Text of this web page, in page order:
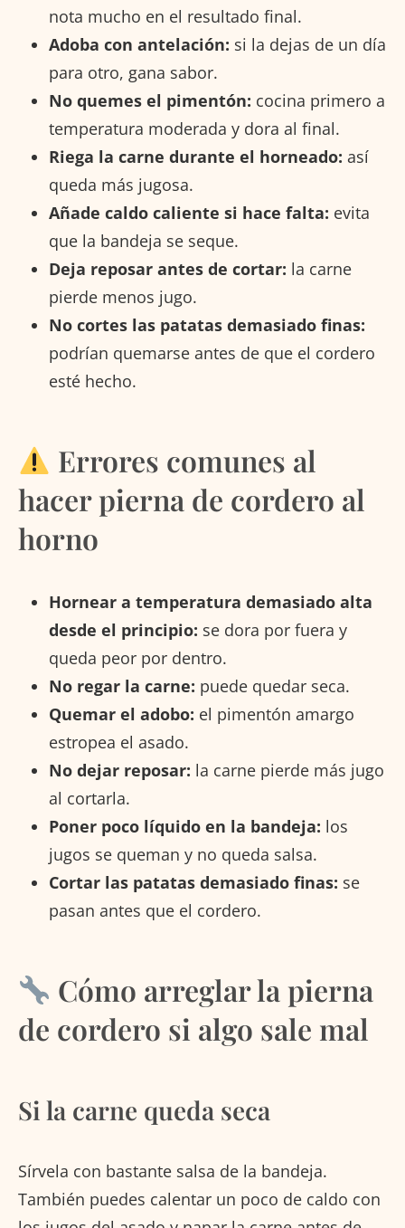
nota mucho en el resultado final.
Adoba con antelación: si la dejas de un día
para otro, gana sabor.
No quemes el pimentón: cocina primero a
temperatura moderada y dora al final.
Riega la carne durante el horneado: así
queda más jugosa.
Añade caldo caliente si hace falta: evita
que la bandeja se seque.
Deja reposar antes de cortar: la carne
pierde menos jugo.
No cortes las patatas demasiado finas:
podrían quemarse antes de que el cordero
esté hecho.
Errores comunes al
hacer pierna de cordero al
horno
Hornear a temperatura demasiado alta
desde el principio: se dora por fuera y
queda peor por dentro.
No regar la carne: puede quedar seca.
Quemar el adobo: el pimentón amargo
estropea el asado.
No dejar reposar: la carne pierde más jugo
al cortarla.
Poner poco líquido en la bandeja: los
jugos se queman y no queda salsa.
Cortar las patatas demasiado finas: se
pasan antes que el cordero.
Cómo arreglar la pierna
de cordero si algo sale mal
Si la carne queda seca
Sírvela con bastante salsa de la bandeja.
También puedes calentar un poco de caldo con